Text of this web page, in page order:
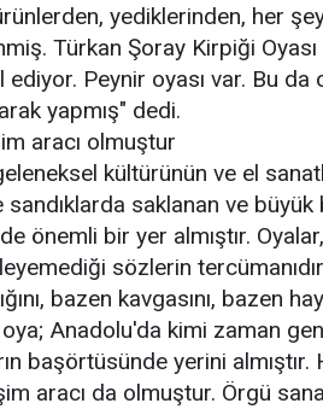
yediklerinden, her
Türkan Şoray Kirpiği
Peynir oyası var. Bu da
yapmış" dedi.
aracı olmuştur
kültürünün ve el
sandıklarda saklanan ve
önemli bir yer almıştır.
sözlerin
bazen kavgasını, bazen
Anadolu'da kimi zaman
başörtüsünde yerini
aracı da olmuştur. Örgü